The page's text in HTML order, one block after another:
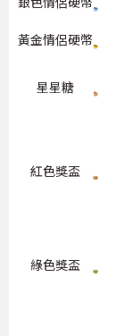
黃金情侶硬幣
星星糖
紅色獎盃
綠色獎盃